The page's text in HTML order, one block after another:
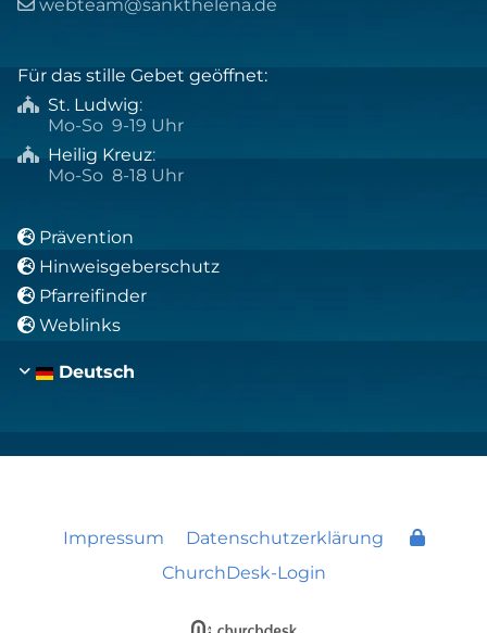
 webteam@sankthelena.de
Für das stille Gebet geöffnet:
 St. Ludwig:
Mo-So 9-19 Uhr
 Heilig Kreuz:
Mo-So 8-18 Uhr
 Prävention
 Hinweisgeberschutz
 Pfarreifinder
 Weblinks
Deutsch
Impressum
Datenschutzerklärung
ChurchDesk-Login